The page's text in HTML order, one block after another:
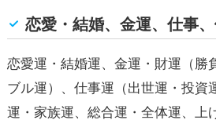
恋愛・結婚、金運、仕事
恋愛運・結婚運、金運・財運（勝
ブル運）、仕事運（出世運・投資
運・家族運、総合運・全体運、上